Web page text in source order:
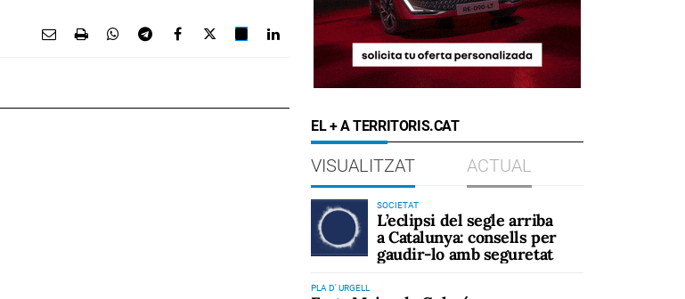
EL + A TERRITORIS.CAT
VISUALITZAT ACTUAL
SOCIETAT
L’eclipsi del segle arriba
a Catalunya: consells per
gaudir-lo amb seguretat
PLA D' URGELL